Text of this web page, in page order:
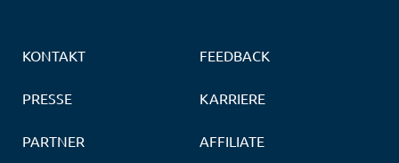
KONTAKT FEEDBACK
PRESSE KARRIERE
PARTNER AFFILIATE